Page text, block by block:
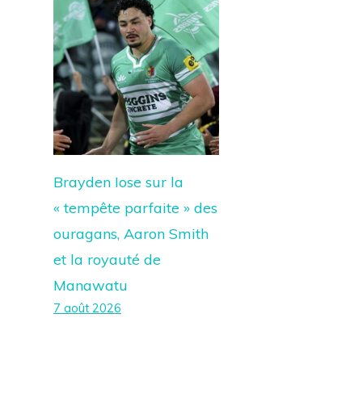
Brayden Iose sur la
« tempête parfaite » des
ouragans, Aaron Smith
et la royauté de
Manawatu
7 août 2026